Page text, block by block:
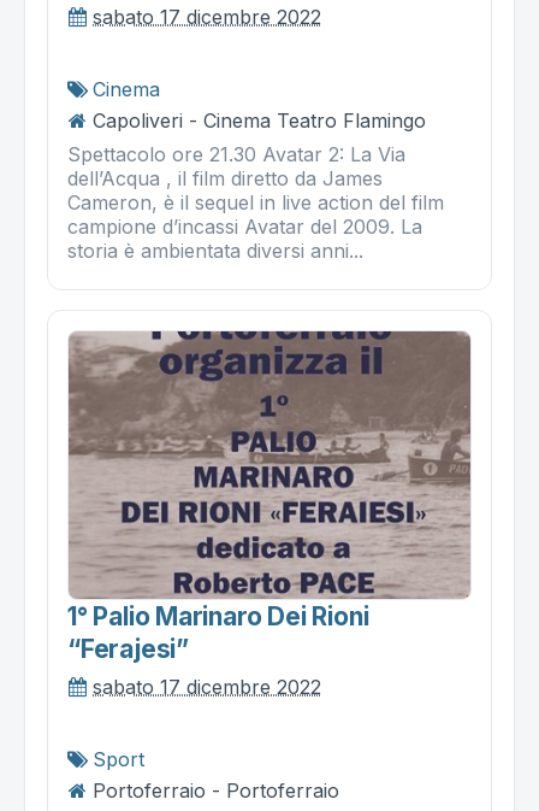
sabato 17 dicembre 2022
Cinema
Capoliveri - Cinema Teatro Flamingo
Spettacolo ore 21.30 Avatar 2: La Via
dell’Acqua , il film diretto da James
Cameron, è il sequel in live action del film
campione d’incassi Avatar del 2009. La
storia è ambientata diversi anni...
1° Palio Marinaro Dei Rioni
“ferajesi”
sabato 17 dicembre 2022
Sport
Portoferraio - Portoferraio